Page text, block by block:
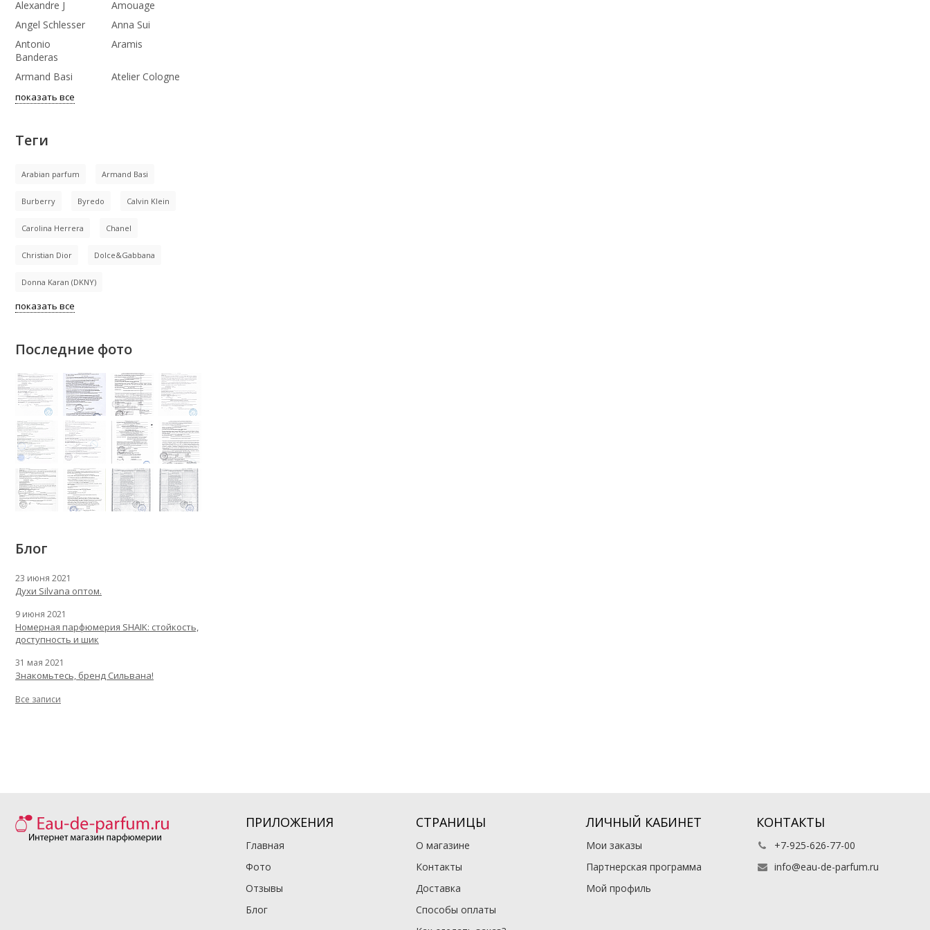
Alexandre J
Amouage
Angel Schlesser
Anna Sui
Antonio
Banderas
Aramis
Armand Basi Atelier Cologne
показать все
Теги
Arabian parfum Armand Basi
Burberry Byredo Calvin Klein
Carolina Herrera Chanel
Christian Dior Dolce&Gabbana
Donna Karan (DKNY)
показать все
Последние фото
Блог
23 июня 2021
Духи Silvana оптом.
9 июня 2021
Номерная парфюмерия SHAIK: стойкость,
доступность и шик
31 мая 2021
Знакомьтесь, бренд Сильвана!
Все записи
ПРИЛОЖЕНИЯ
Главная
Фото
Отзывы
Блог
СТРАНИЦЫ
О магазине
Контакты
Доставка
Способы оплаты
ЛИЧНЫЙ КАБИНЕТ
Мои заказы
Партнерская программа
Мой профиль
КОНТАКТЫ
+7-925-626-77-00
info@eau-de-parfum.ru